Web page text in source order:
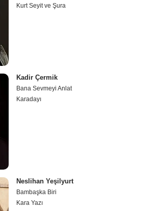
Kurt Seyit ve Şura
Kadir Çermik
Bana Sevmeyi Anlat
Karadayı
Neslihan Yeşilyurt
Bambaşka Biri
Kara Yazı